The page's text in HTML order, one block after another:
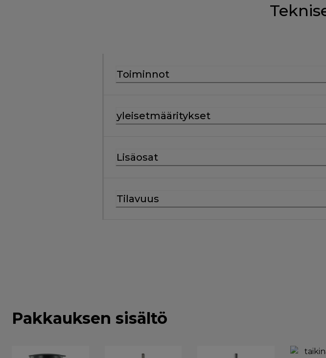
Toiminnot
yleisetmääritykset
Lisäosat
Tilavuus
Pakkauksen sisältö